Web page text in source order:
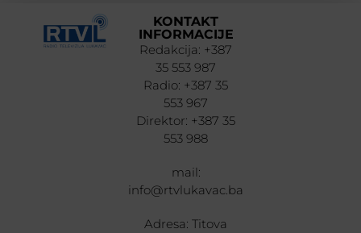
KONTAKT
INFORMACIJE
Redakcija: +387
35 553 987
Radio: +387 35
553 967
Direktor: +387 35
553 988
mail:
info@rtvlukavac.ba
Adresa: Titova